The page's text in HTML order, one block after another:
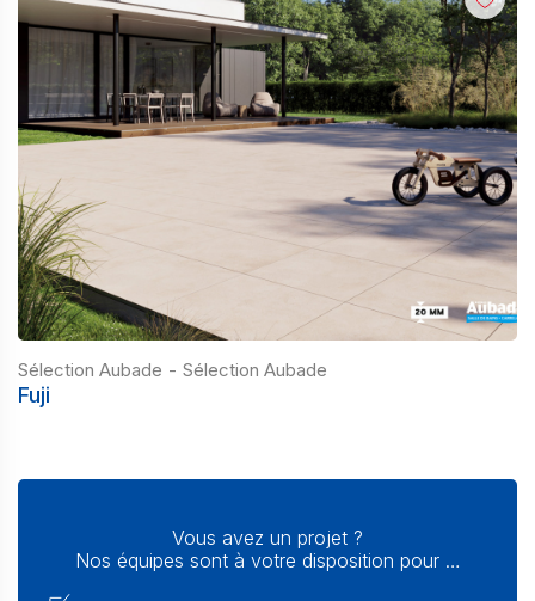
Sélection Aubade - Sélection Aubade
Fuji
Vous avez un projet ?
Nos équipes sont à votre disposition pour …